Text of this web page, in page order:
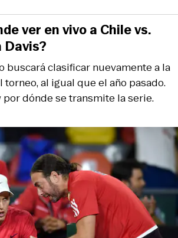
buscará clasificar nuevamente a la
al igual que el año pasado.
por dónde se transmite la serie.
ver en vivo a Chile vs.
Davis?